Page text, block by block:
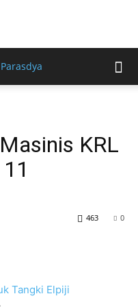
KRL
0
463